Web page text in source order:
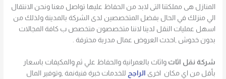
المنازل هى مملكتنا التى لابد من الحفاظ عليها تواصل معنا ونحن الانتقال
الي منزلك في الحال بفضل المتخصصين لدى الشركة بالمدينة ولذلك من
اسهل عمليات النقل لدينا لاننا متخصصون متخصص ب كافة المجالات
بدون خدوش ,احدث العروض عمال مدربة محترفة .
شركة نقل اثاث واثاث بالعمرانية والحفاظ علي ثم والمكيفات باسعار
بأقل من اي مكان اخرى الراجح
للخدمات خبرة فنيةنمة ,وتوفير المال